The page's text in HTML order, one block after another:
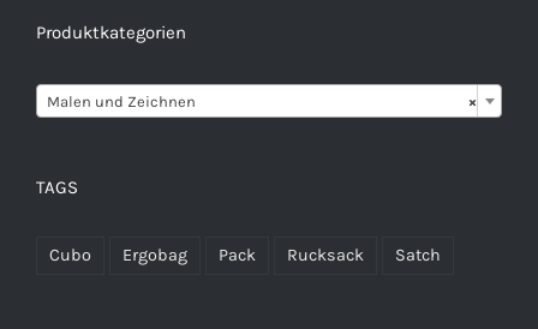
Produktkategorien
×
Malen und Zeichnen
TAGS
Cubo Ergobag Pack Rucksack Satch